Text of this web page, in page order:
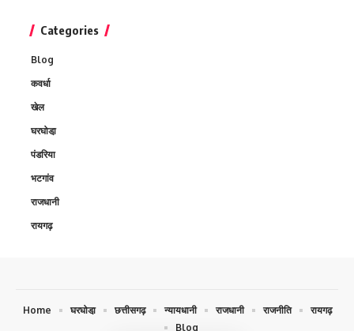
Categories
Blog
कवर्धा
खेल
घरघोडा़
पंडरिया
भटगांव
राजधानी
रायगढ़
Home घरघोडा़ छत्तीसगढ़ न्यायधानी राजधानी राजनीति
रायगढ़
Blog